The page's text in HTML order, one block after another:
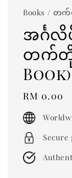
Books / တ
အင်္ဂလိ
တက်တို
Book)
Regular
price
RM 0.00
Secure